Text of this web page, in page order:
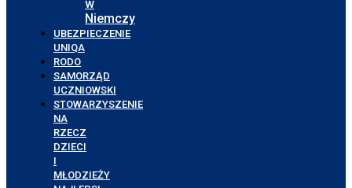
w
Niemczy
UBEZPIECZENIE
UNIQA
RODO
SAMORZĄD
UCZNIOWSKI
STOWARZYSZENIE
NA
RZECZ
DZIECI
I
MŁODZIEŻY